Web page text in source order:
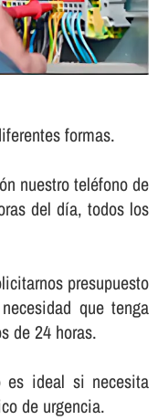
formas.
nuestro teléfono de
del dí­a, todos los
presupuesto
que tenga
de 24 horas.
es ideal si necesita
de urgencia.